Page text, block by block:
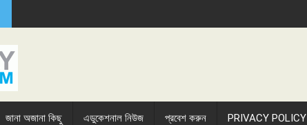
জানা অজানা কিছু এডুকেশনাল নিউজ প্রবেশ করুন PRIVACY POLICY